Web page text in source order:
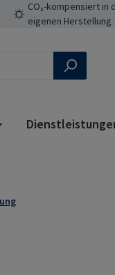
CO₂-kompensiert in
eigenen Herstellung